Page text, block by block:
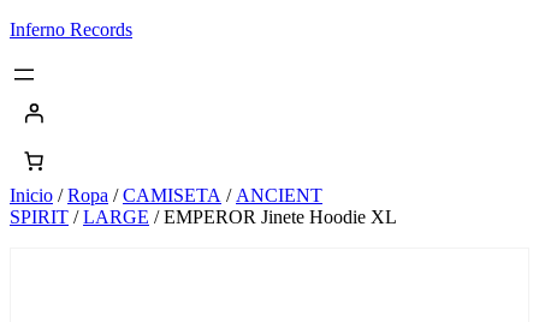
Saltar
contenido
Inferno Records
Inicio /Ropa /CAMISETA / ANCIENT
SPIRIT /LARGE / EMPEROR Jinete Hoodie XL